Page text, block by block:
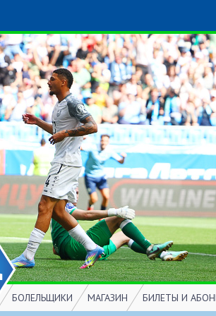
БОЛЕЛЬЩИКИ
МАГАЗИН
БИЛЕТЫ И